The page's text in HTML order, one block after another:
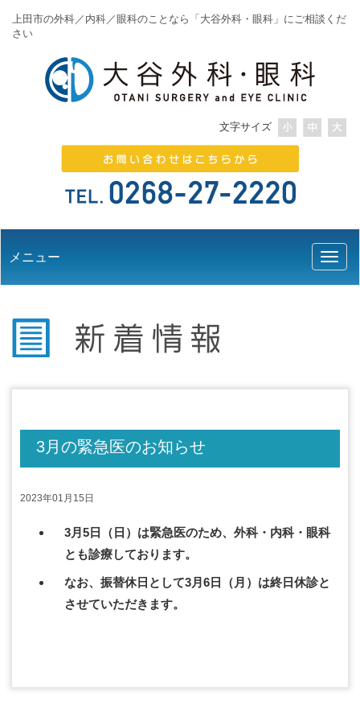
上田市の外科／内科／眼科のことなら「大谷外科・眼科」にご相談くだ
さい
文字サイズ
メニュー
3月の緊急医のお知らせ
2023年01月15日
3月5日（日）は緊急医のため、外科・内科・眼科
とも診療しております。
なお、振替休日として3月6日（月）は終日休診と
させていただきます。